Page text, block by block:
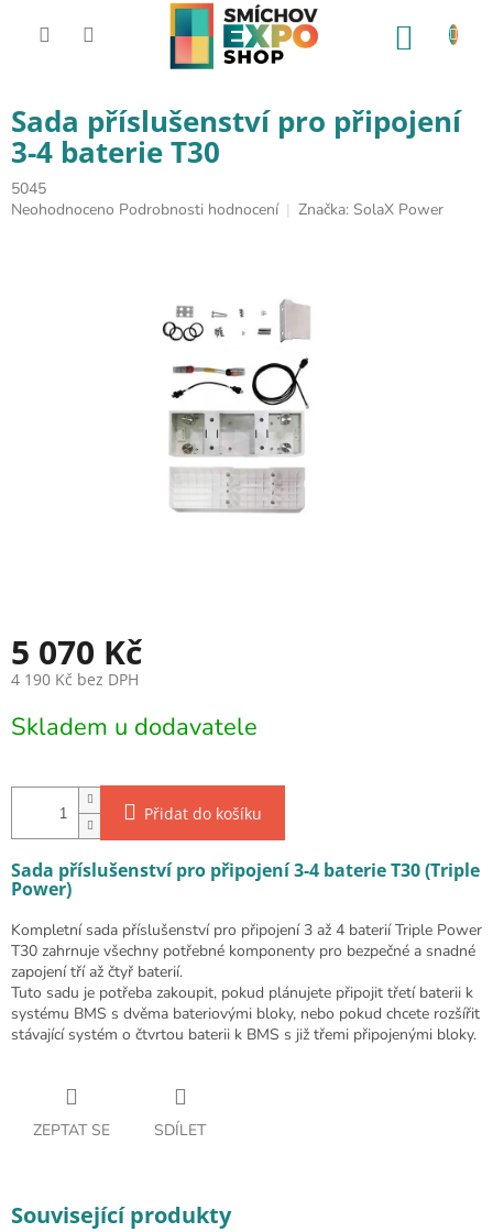
Sada příslušenství pro připojení
3-4 baterie T30
5045
Průměrné hodnocení produktu je 0,0 z 5 hvězdiček.
Neohodnoceno Podrobnosti hodnocení Značka: SolaX Power
5 070 Kč
4 190 Kč bez DPH
Skladem u dodavatele
Přidat do košíku
Sada příslušenství pro připojení 3-4 baterie T30 (Triple
Power)
Kompletní sada příslušenství pro připojení 3 až 4 baterií Triple Power
T30 zahrnuje všechny potřebné komponenty pro bezpečné a snadné
zapojení tří až čtyř baterií.
Tuto sadu je potřeba zakoupit, pokud plánujete připojit třetí baterii k
systému BMS s dvěma bateriovými bloky, nebo pokud chcete rozšířit
stávající systém o čtvrtou baterii k BMS s již třemi připojenými bloky.
ZEPTAT SE SDÍLET
Související produkty